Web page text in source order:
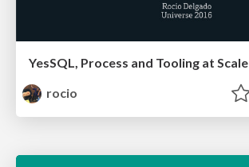
YesSQL, Process and Tooling at Scale
rocio